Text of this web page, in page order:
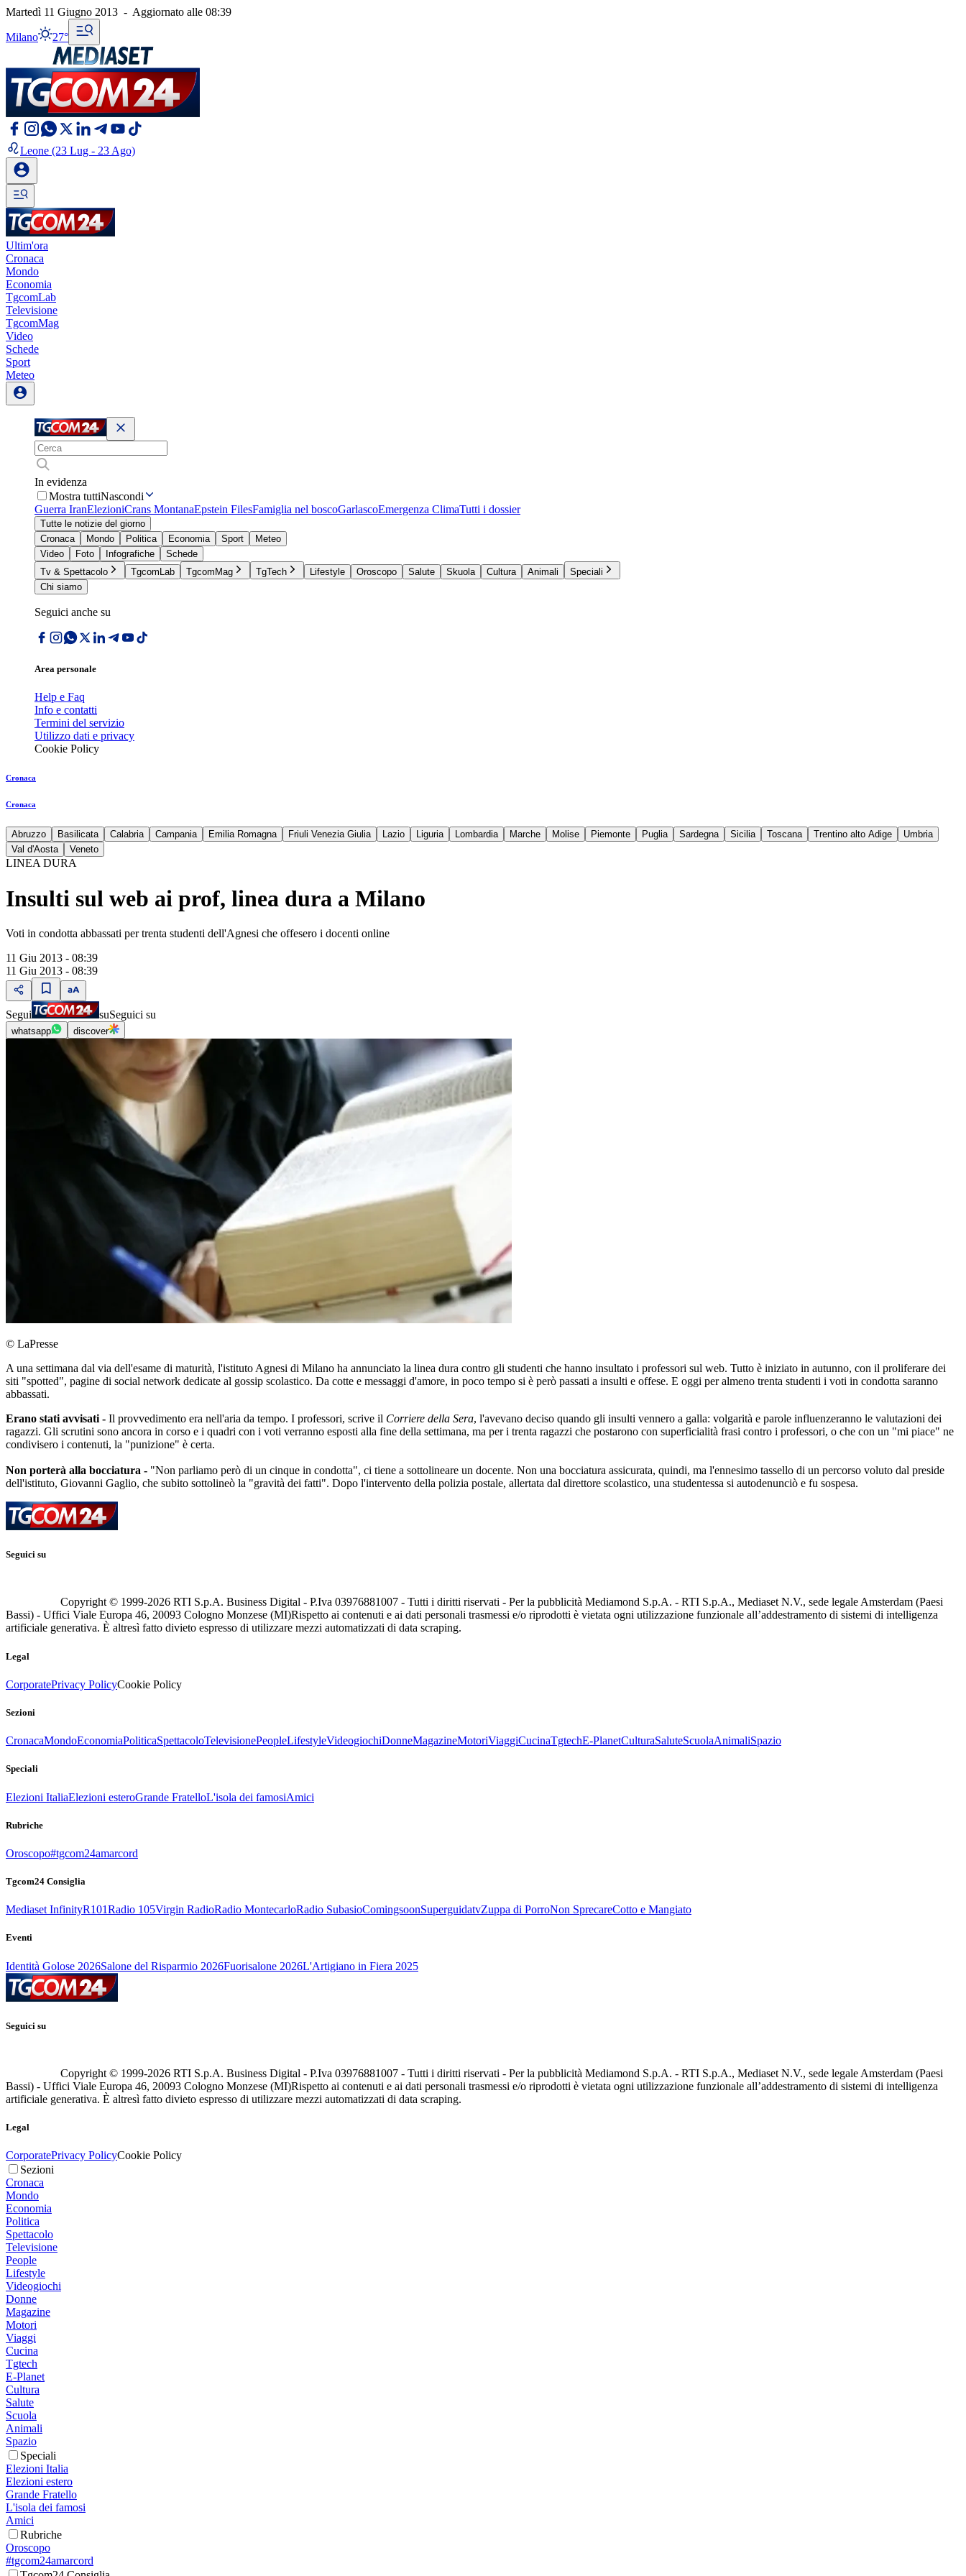
Martedì 11 Giugno 2013 - Aggiornato alle 08:39
Milano 27°
Leone (23 Lug - 23 Ago)
Ultim'ora
Cronaca
Mondo
Economia
TgcomLab
Televisione
TgcomMag
Video
Schede
Sport
Meteo
In evidenza
Mostra tuttiNascondi
Guerra IranElezioniCrans MontanaEpstein FilesFamiglia nel boscoGarlascoEmergenza ClimaTutti i dossier
Tutte le notizie del giorno
Cronaca
Mondo Politica Economia Sport
Meteo
Video
Foto Infografiche
Schede
Tv & Spettacolo
TgcomLab TgcomMag TgTech Lifestyle Oroscopo Salute Skuola Cultura Animali
Speciali
Chi siamo
Seguici anche su
Area personale
Help e Faq
Info e contatti
Termini del servizio
Utilizzo dati e privacy
Cookie Policy
Cronaca
Cronaca
Abruzzo Basilicata Calabria Campania Emilia Romagna Friuli Venezia Giulia Lazio Liguria Lombardia Marche Molise Piemonte Puglia Sardegna Sicilia Toscana Trentino alto Adige
Umbria
Val d'Aosta
Veneto
LINEA DURA
Insulti sul web ai prof, linea dura a Milano
Voti in condotta abbassati per trenta studenti dell'Agnesi che offesero i docenti online
11 Giu 2013 - 08:39
11 Giu 2013 - 08:39
Segui suSeguici su
whatsapp discover
© LaPresse
A una settimana dal via dell'esame di maturità, l'istituto Agnesi di Milano ha annunciato la linea dura contro gli studenti che hanno insultato i professori sul web. Tutto è iniziato in autunno, con il proliferare dei
siti "spotted", pagine di social network dedicate al gossip scolastico. Da cotte e messaggi d'amore, in poco tempo si è però passati a insulti e offese. E oggi per almeno trenta studenti i voti in condotta saranno
abbassati.
Erano stati avvisati - Il provvedimento era nell'aria da tempo. I professori, scrive il Corriere della Sera, l'avevano deciso quando gli insulti vennero a galla: volgarità e parole influenzeranno le valutazioni dei
ragazzi. Gli scrutini sono ancora in corso e i quadri con i voti verranno esposti alla fine della settimana, ma per i trenta ragazzi che postarono con superficialità frasi contro i professori, o che con un "mi piace" ne
condivisero i contenuti, la "punizione" è certa.
Non porterà alla bocciatura - "Non parliamo però di un cinque in condotta", ci tiene a sottolineare un docente. Non una bocciatura assicurata, quindi, ma l'ennesimo tassello di un percorso voluto dal preside
dell'istituto, Giovanni Gaglio, che subito sottolineò la "gravità dei fatti". Dopo l'intervento della polizia postale, allertata dal direttore scolastico, una studentessa si autodenunciò e fu sospesa.
Seguici su
Copyright © 1999-2026 RTI S.p.A. Business Digital - P.Iva 03976881007 - Tutti i diritti riservati - Per la pubblicità Mediamond S.p.A. - RTI S.p.A., Mediaset N.V., sede legale Amsterdam (Paesi
Bassi) - Uffici Viale Europa 46, 20093 Cologno Monzese (MI)Rispetto ai contenuti e ai dati personali trasmessi e/o riprodotti è vietata ogni utilizzazione funzionale all’addestramento di sistemi di intelligenza
artificiale generativa. È altresì fatto divieto espresso di utilizzare mezzi automatizzati di data scraping.
Legal
CorporatePrivacy PolicyCookie Policy
Sezioni
CronacaMondoEconomiaPoliticaSpettacoloTelevisionePeopleLifestyleVideogiochiDonneMagazineMotoriViaggiCucinaTgtechE-PlanetCulturaSaluteScuolaAnimaliSpazio
Speciali
Elezioni ItaliaElezioni esteroGrande FratelloL'isola dei famosiAmici
Rubriche
Oroscopo#tgcom24amarcord
Tgcom24 Consiglia
Mediaset InfinityR101Radio 105Virgin RadioRadio MontecarloRadio SubasioComingsoonSuperguidatvZuppa di PorroNon SprecareCotto e Mangiato
Eventi
Identità Golose 2026Salone del Risparmio 2026Fuorisalone 2026L'Artigiano in Fiera 2025
Seguici su
Copyright © 1999-2026 RTI S.p.A. Business Digital - P.Iva 03976881007 - Tutti i diritti riservati - Per la pubblicità Mediamond S.p.A. - RTI S.p.A., Mediaset N.V., sede legale Amsterdam (Paesi
Bassi) - Uffici Viale Europa 46, 20093 Cologno Monzese (MI)Rispetto ai contenuti e ai dati personali trasmessi e/o riprodotti è vietata ogni utilizzazione funzionale all’addestramento di sistemi di intelligenza
artificiale generativa. È altresì fatto divieto espresso di utilizzare mezzi automatizzati di data scraping.
Legal
CorporatePrivacy PolicyCookie Policy
Sezioni
Cronaca
Mondo
Economia
Politica
Spettacolo
Televisione
People
Lifestyle
Videogiochi
Donne
Magazine
Motori
Viaggi
Cucina
Tgtech
E-Planet
Cultura
Salute
Scuola
Animali
Spazio
Speciali
Elezioni Italia
Elezioni estero
Grande Fratello
L'isola dei famosi
Amici
Rubriche
Oroscopo
#tgcom24amarcord